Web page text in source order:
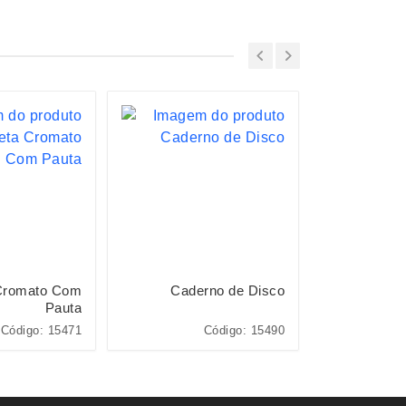
Com
Pauta
Código: 15471
Caderno de Disco
Código: 15490